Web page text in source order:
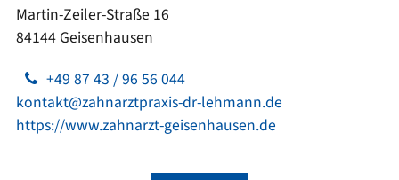
Martin-Zeiler-Straße 16
84144 Geisenhausen
+49 87 43 / 96 56 044
kontakt@zahnarztpraxis-dr-lehmann.de
https://www.zahnarzt-geisenhausen.de